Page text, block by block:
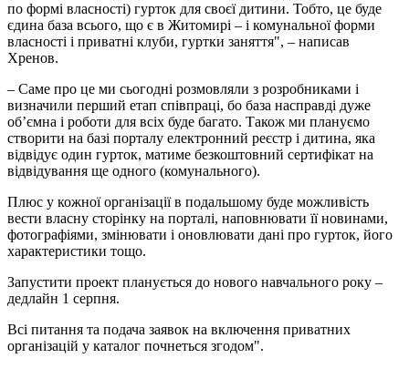
по формі власності) гурток для своєї дитини. Тобто, це буде
єдина база всього, що є в Житомирі – і комунальної форми
власності і приватні клуби, гуртки заняття", – написав
Хренов.
– Саме про це ми сьогодні розмовляли з розробниками і
визначили перший етап співпраці, бо база насправді дуже
об’ємна і роботи для всіх буде багато. Також ми плануємо
створити на базі порталу електронний реєстр і дитина, яка
відвідує один гурток, матиме безкоштовний сертифікат на
відвідування ще одного (комунального).
Плюс у кожної організації в подальшому буде можливість
вести власну сторінку на порталі, наповнювати її новинами,
фотографіями, змінювати і оновлювати дані про гурток, його
характеристики тощо.
Запустити проект планується до нового навчального року –
дедлайн 1 серпня.
Всі питання та подача заявок на включення приватних
організацій у каталог почнеться згодом".